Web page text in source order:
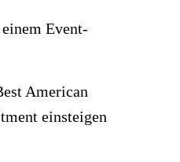
Event-
American
einsteigen